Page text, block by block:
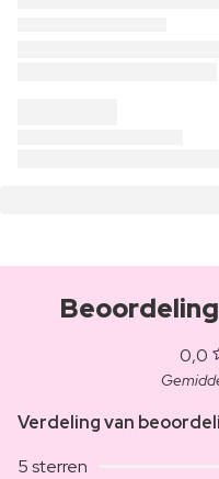
0,0
Verdeling van
5 sterren